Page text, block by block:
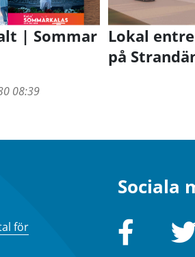
| Sommar
Lokal
på
08:39
för
Sociala
Facebook